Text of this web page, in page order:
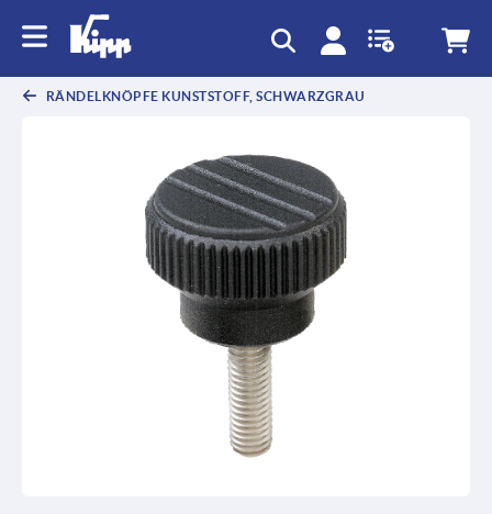
RÄNDELKNÖPFE KUNSTSTOFF, SCHWARZGRAU